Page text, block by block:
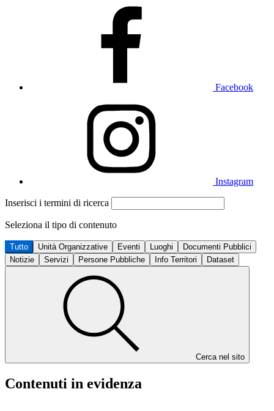
Facebook
Instagram
Inserisci i termini di ricerca
Seleziona il tipo di contenuto
Tutto Unità Organizzative Eventi Luoghi
Documenti Pubblici
Notizie
Servizi Persone Pubbliche Info Territori Dataset
Cerca nel sito
Contenuti in evidenza